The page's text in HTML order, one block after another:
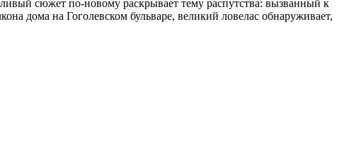
сюжет по-новому раскрывает тему распутства: вызванный к
дома на Гоголевском бульваре, великий ловелас обнаруживает,